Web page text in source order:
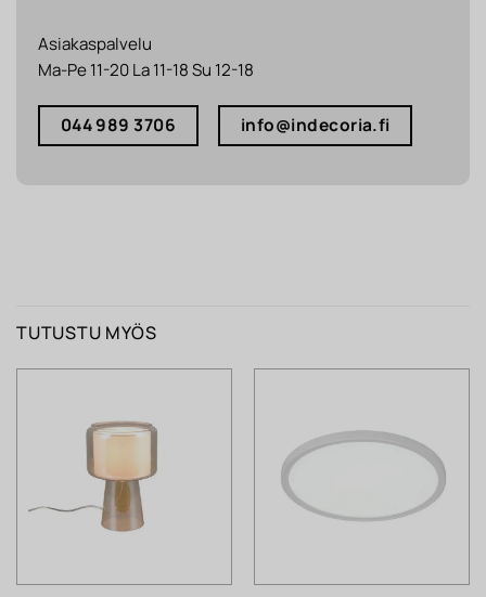
Asiakaspalvelu
Ma-Pe 11-20 La 11-18 Su 12-18
044 989 3706 info@indecoria.fi
TUTUSTU MYÖS